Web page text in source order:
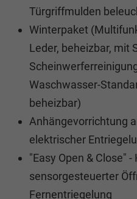
Türgriffmulden
Winterpaket
Leder, beheizbar, mit
Waschwasser-
beheizbar)
Anhängevorrichtung
elektrischer
"Easy Open & Close"
sensorgesteuerter
Fernentriegelung